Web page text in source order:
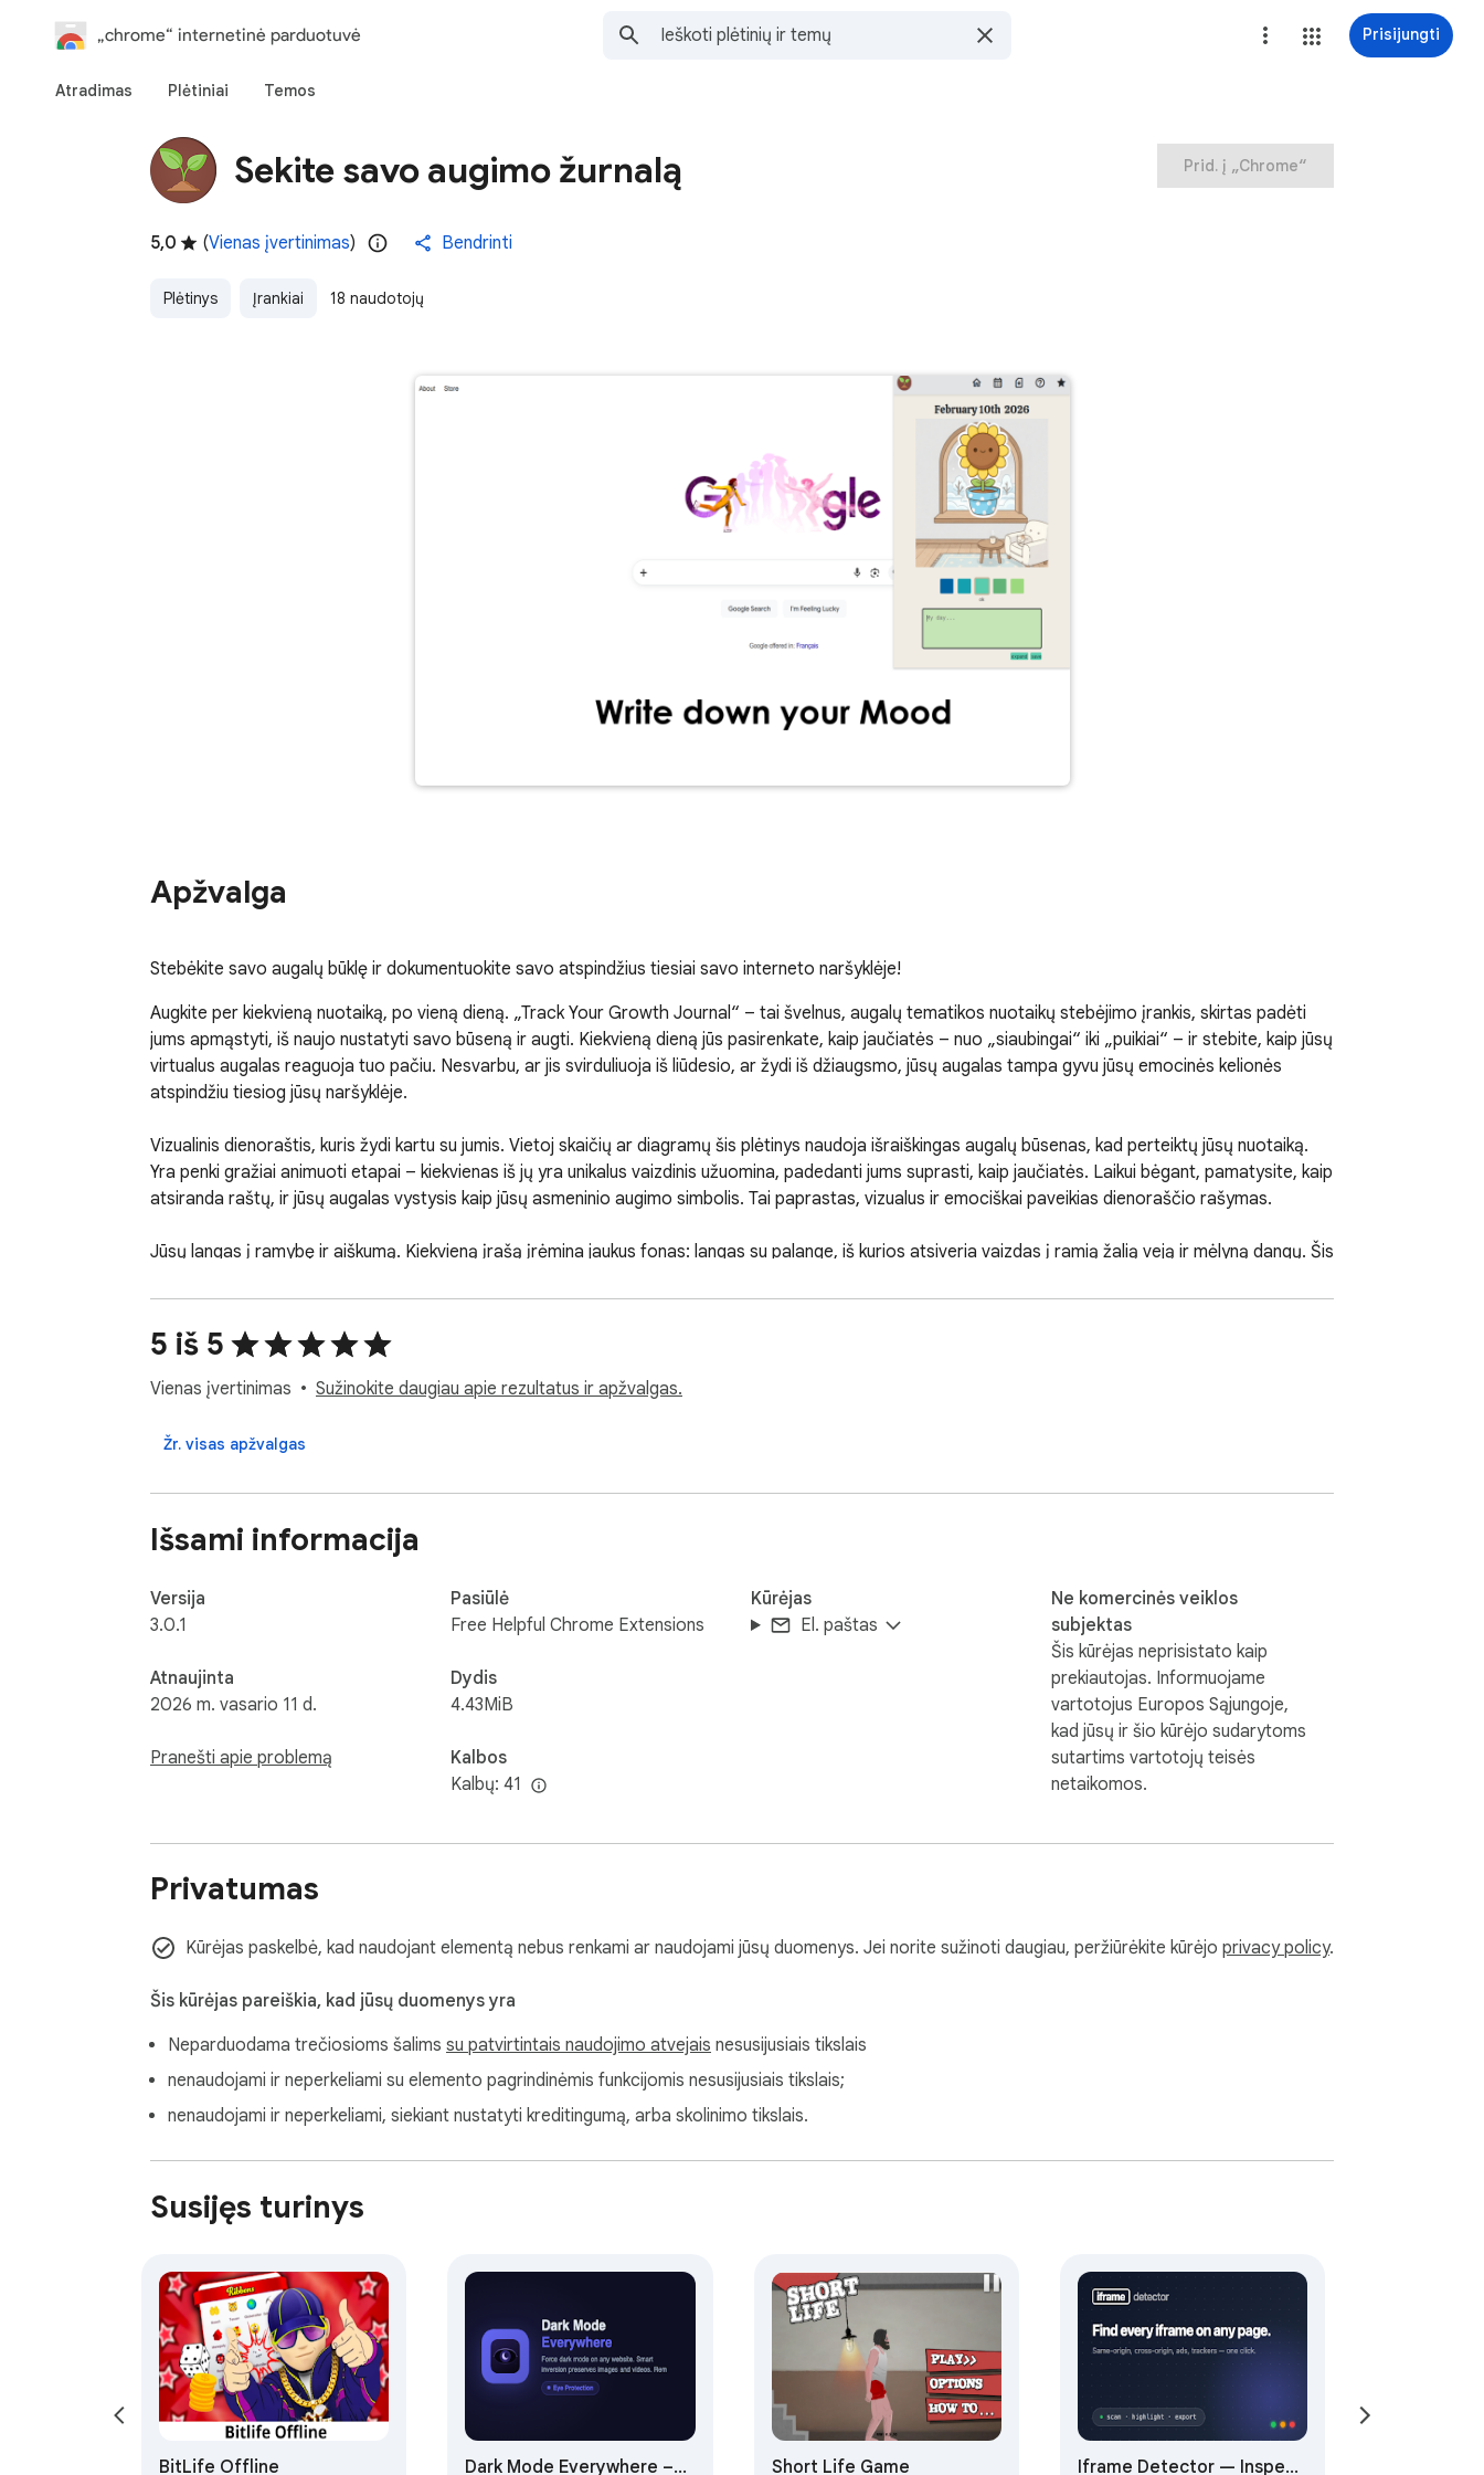
„chrome“ internetinė parduotuvė Prisijungti
Atradimas Plėtiniai Temos
Sekite savo augimo žurnalą
5,0 (Vienas įvertinimas) Bendrinti
Plėtinys Įrankiai 18 naudotojų
Prid. į „Chrome“
Apžvalga
Stebėkite savo augalų būklę ir dokumentuokite savo atspindžius tiesiai savo interneto naršyklėje!
Augkite per kiekvieną nuotaiką, po vieną dieną. „Track Your Growth Journal“ – tai švelnus, augalų tematikos nuotaikų stebėjimo įrankis, skirtas padėti
jums apmąstyti, iš naujo nustatyti savo būseną ir augti. Kiekvieną dieną jūs pasirenkate, kaip jaučiatės – nuo „siaubingai“ iki „puikiai“ – ir stebite, kaip jūsų
virtualus augalas reaguoja tuo pačiu. Nesvarbu, ar jis svirduliuoja iš liūdesio, ar žydi iš džiaugsmo, jūsų augalas tampa gyvu jūsų emocinės kelionės
atspindžiu tiesiog jūsų naršyklėje.
Vizualinis dienoraštis, kuris žydi kartu su jumis. Vietoj skaičių ar diagramų šis plėtinys naudoja išraiškingas augalų būsenas, kad perteiktų jūsų nuotaiką.
Yra penki gražiai animuoti etapai – kiekvienas iš jų yra unikalus vaizdinis užuomina, padedanti jums suprasti, kaip jaučiatės. Laikui bėgant, pamatysite, kaip
atsiranda raštų, ir jūsų augalas vystysis kaip jūsų asmeninio augimo simbolis. Tai paprastas, vizualus ir emociškai paveikias dienoraščio rašymas.
Jūsų langas į ramybę ir aiškumą. Kiekvieną įrašą įrėmina jaukus fonas: langas su palange, iš kurios atsiveria vaizdas į ramią žalią veją ir mėlyną dangų. Šis
priminimas, kad augimas reikalauja laiko ir kiekvienas metų laikas turi savo grožį – net ir sunkieji.
Privatus, asmeninis ir visada jūsų. Stebėkite savo augimo žurnalą, kuris sukurtas atsižvelgiant į privatumą. Jūsų įrašai saugomi vietoje, niekada
nebendrinami ir nesinchronizuojami išoriškai. Nėra jokių paskyrų, jokių reklamų ir jokių trukdžių – tik rami erdvė pasitikrinti save. Nesvarbu, ar įveikiate
sudėtingų nustatymų ir jokios netvarkos. Sąsaja yra intuityvi, animacijos raminančios, o patirtis sukurta taip pat švelniai, kaip ir pati koncepcija. Tai puikiai
5 iš 5
Vienas įvertinimas Sužinokite daugiau apie rezultatus ir apžvalgas.
Žr. visas apžvalgas
Išsami informacija
Versija
3.0.1
Atnaujinta
2026 m. vasario 11 d.
Pranešti apie problemą
Pasiūlė
Free Helpful Chrome Extensions
Dydis
4.43MiB
Kalbos
Kalbų: 41
Kūrėjas
El. paštas
Ne komercinės veiklos
subjektas
Šis kūrėjas neprisistato kaip
prekiautojas. Informuojame
vartotojus Europos Sąjungoje,
kad jūsų ir šio kūrėjo sudarytoms
sutartims vartotojų teisės
netaikomos.
Privatumas
Kūrėjas paskelbė, kad naudojant elementą nebus renkami ar naudojami jūsų duomenys. Jei norite sužinoti daugiau, peržiūrėkite kūrėjo privacy policy.
Šis kūrėjas pareiškia, kad jūsų duomenys yra
Neparduodama trečiosioms šalims su patvirtintais naudojimo atvejais nesusijusiais tikslais
nenaudojami ir neperkeliami su elemento pagrindinėmis funkcijomis nesusijusiais tikslais;
nenaudojami ir neperkeliami, siekiant nustatyti kreditingumą, arba skolinimo tikslais.
Susijęs turinys
BitLife Offline Dark Mode Everywhere – Short Life Game Iframe Detector — Inspect